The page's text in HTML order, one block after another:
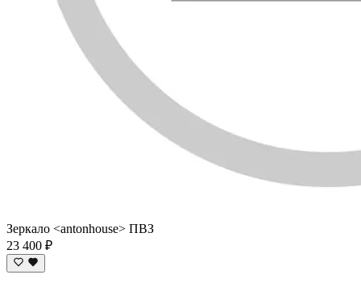
Зеркало <antonhouse> ПВЗ
23 400 ₽